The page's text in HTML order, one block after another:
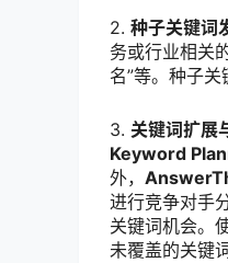
2. 种子关键词
务或行业相关
名”等。种子关
3. 关键词扩展
Keyword
外，
进行竞争对手
关键词机会。
未覆盖的关键